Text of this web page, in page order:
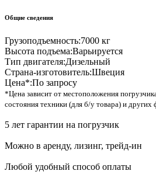
Общие сведения
Грузоподъемность:7000 кг
Высота подъема:Варьируется
Тип двигателя:Дизельный
Страна-изготовитель:Швеция
Цена*:По запросу
*Цена зависит от местоположения
состояния техники (для б/у товара) и других
5 лет гарантии на погрузчик
Можно в аренду, лизинг, трейд-ин
Любой удобный способ оплаты